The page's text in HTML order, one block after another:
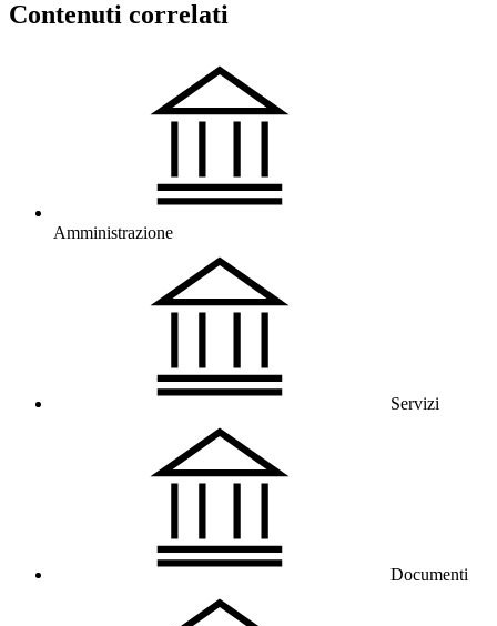
Contenuti correlati
Amministrazione
Servizi
Documenti